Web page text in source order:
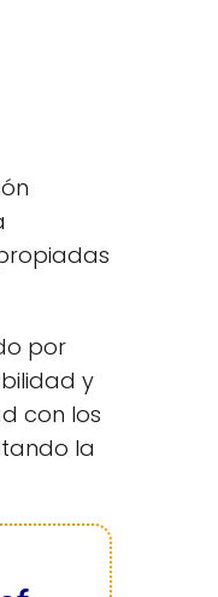
por
y
con los
la